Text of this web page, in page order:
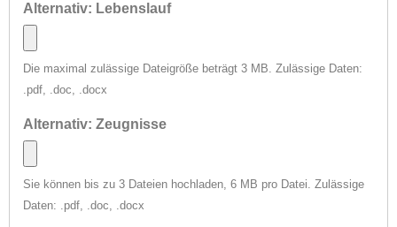
Alternativ: Lebenslauf
Die maximal zulässige Dateigröße beträgt 3 MB. Zulässige Daten:
.pdf, .doc, .docx
Alternativ: Zeugnisse
Sie können bis zu 3 Dateien hochladen, 6 MB pro Datei. Zulässige
Daten: .pdf, .doc, .docx